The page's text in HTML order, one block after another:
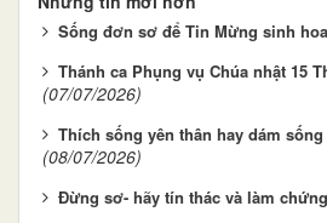
Sống đơn sơ để Tin Mừng sinh
Thánh ca Phụng vụ Chúa nhật 15
(07/07/2026)
Thích sống yên thân hay dám
(08/07/2026)
Đừng sơ- hãy tín thác và làm chứng